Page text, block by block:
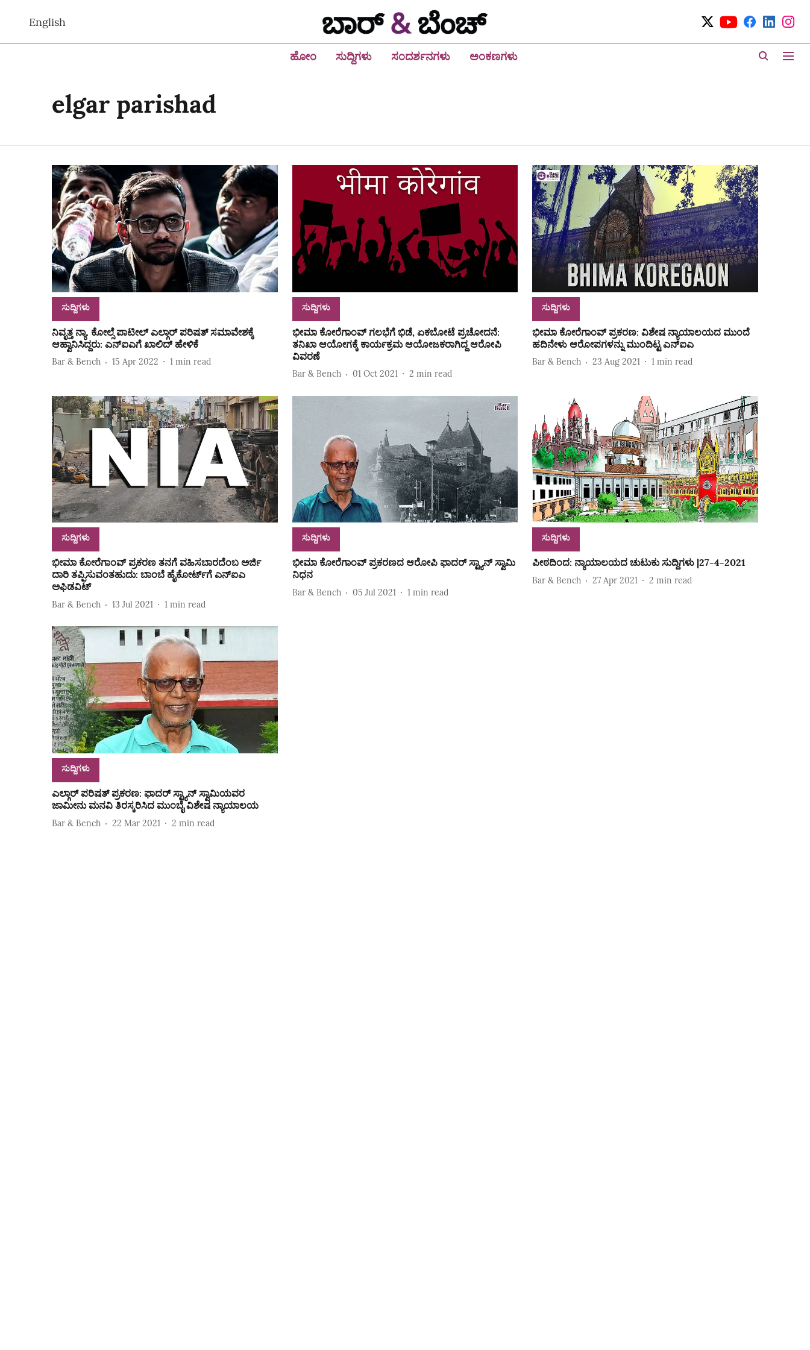
English
ಹೋಂ ಸುದ್ದಿಗಳು ಸಂದರ್ಶನಗಳು ಅಂಕಣಗಳು
elgar parishad
ಸುದ್ದಿಗಳು
ನಿವೃತ್ತ ನ್ಯಾ. ಕೋಲ್ಸೆ ಪಾಟೀಲ್‌ ಎಲ್ಗಾರ್‌ ಪರಿಷತ್‌ ಸಮಾವೇಶಕ್ಕೆ
ಆಹ್ವಾನಿಸಿದ್ದರು: ಎನ್‌ಐಎಗೆ ಖಾಲಿದ್‌ ಹೇಳಿಕೆ
Bar & Bench 15 Apr 2022 1 min read
ಸುದ್ದಿಗಳು
ಭೀಮಾ ಕೋರೆಗಾಂವ್‌ ಗಲಭೆಗೆ ಭಿಡೆ, ಏಕಬೋಟೆ ಪ್ರಚೋದನೆ:
ತನಿಖಾ ಆಯೋಗಕ್ಕೆ ಕಾರ್ಯಕ್ರಮ ಆಯೋಜಕರಾಗಿದ್ದ ಆರೋಪಿ
ವಿವರಣೆ
Bar & Bench 01 Oct 2021 2 min read
ಸುದ್ದಿಗಳು
ಭೀಮಾ ಕೋರೆಗಾಂವ್ ಪ್ರಕರಣ: ವಿಶೇಷ ನ್ಯಾಯಾಲಯದ ಮುಂದೆ
ಹದಿನೇಳು ಆರೋಪಗಳನ್ನು ಮುಂದಿಟ್ಟ ಎನ್ಐಎ
Bar & Bench 23 Aug 2021 1 min read
ಸುದ್ದಿಗಳು
ಭೀಮಾ ಕೋರೆಗಾಂವ್ ಪ್ರಕರಣ ತನಗೆ ವಹಿಸಬಾರದೆಂಬ ಅರ್ಜಿ
ದಾರಿ ತಪ್ಪಿಸುವಂತಹುದು: ಬಾಂಬೆ ಹೈಕೋರ್ಟ್‌ಗೆ ಎನ್ಐಎ
ಅಫಿಡವಿಟ್
Bar & Bench 13 Jul 2021 1 min read
ಸುದ್ದಿಗಳು
ಭೀಮಾ ಕೋರೆಗಾಂವ್ ಪ್ರಕರಣದ ಆರೋಪಿ ಫಾದರ್ ಸ್ಟ್ಯಾನ್ ಸ್ವಾಮಿ
ನಿಧನ
Bar & Bench 05 Jul 2021 1 min read
ಸುದ್ದಿಗಳು
ಪೀಠದಿಂದ: ನ್ಯಾಯಾಲಯದ ಚುಟುಕು ಸುದ್ದಿಗಳು |27-4-2021
Bar & Bench 27 Apr 2021 2 min read
ಸುದ್ದಿಗಳು
ಎಲ್ಗಾರ್‌ ಪರಿಷತ್‌ ಪ್ರಕರಣ: ಫಾದರ್ ಸ್ಟ್ಯಾನ್‌ ಸ್ವಾಮಿಯವರ
ಜಾಮೀನು ಮನವಿ ತಿರಸ್ಕರಿಸಿದ ಮುಂಬೈ ವಿಶೇಷ ನ್ಯಾಯಾಲಯ
Bar & Bench 22 Mar 2021 2 min read